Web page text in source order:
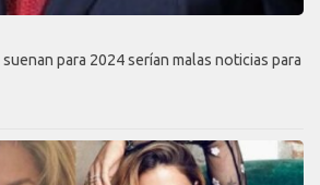
para 2024 serían malas noticias para